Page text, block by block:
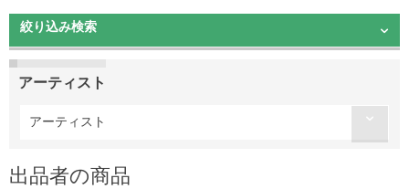
絞り込み検索
アーティスト
アーティスト
出品者の商品